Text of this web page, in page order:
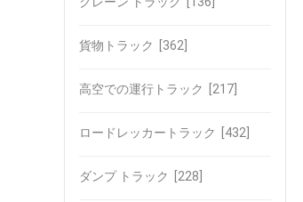
貨物トラック [362]
高空での運行トラック [217]
ロードレッカートラック [432]
ダンプ トラック [228]